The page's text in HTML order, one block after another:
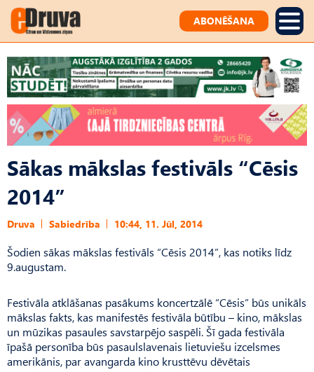
ABONĒŠANA
Sākas mākslas festivāls “Cēsis
2014”
Druva Sabiedrība 10:44, 11. Jūl, 2014
Šodien sākas mākslas festivāls “Cēsis 2014”, kas notiks līdz
9.augustam.
Festivāla atklāšanas pasākums koncertzālē “Cēsis” būs unikāls
mākslas fakts, kas manifestēs festivāla būtību – kino, mākslas
un mūzikas pasaules savstarpējo saspēli. Šī gada festivāla
īpašā personība būs pasaulslavenais lietuviešu izcelsmes
amerikānis, par avangarda kino krusttēvu dēvētais